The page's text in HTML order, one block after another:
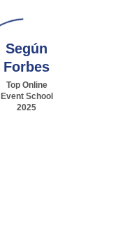
Según
Forbes
Top Online
Event School
2025